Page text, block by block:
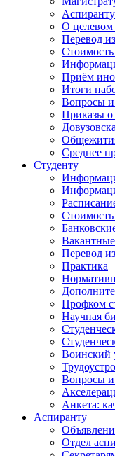
О целевом
Перевод
Приём
Итоги
Вопросы и
Приказы о
Среднее
Студенту
Перевод
Практика
Профком
Научная
Воинский
Вопросы и
Анкета:
Аспиранту
Отдел